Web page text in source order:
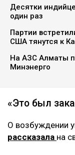
Десятки
один раз
Партии
США тянутся к
На АЗС Алматы
Минэнерго
«Это был
О возбуждении
рассказала на